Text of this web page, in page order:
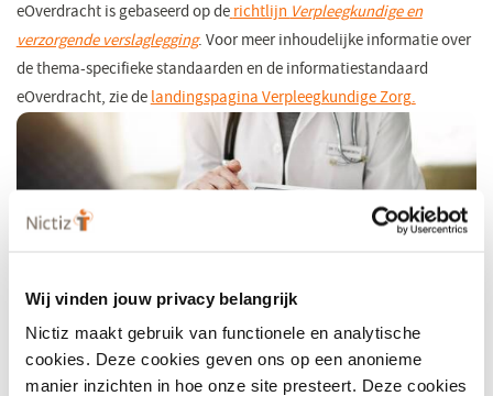
Wij vinden jouw privacy belangrijk
Nictiz maakt gebruik van functionele en analytische
cookies. Deze cookies geven ons op een anonieme
manier inzichten in hoe onze site presteert. Deze cookies
eOverdracht is gebaseerd op de richtlijn Verpleegkundige en
verzorgende verslaglegging(opent
in
een
nieuw
venster)
. Voor meer inhoudelijke informatie over
de thema-specifieke standaarden en de informatiestandaard
eOverdracht, zie de landingspagina Verpleegkundige Zorg.
nieuw
venster)